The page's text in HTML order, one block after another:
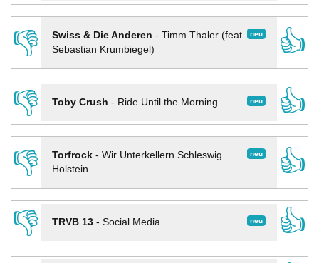
👎
neu
Swiss & Die Anderen - Timm Thaler (feat.
Sebastian Krumbiegel)
👍
👎
neu
Toby Crush - Ride Until the Morning
👍
👎
neu
Torfrock- Wir Unterkellern Schleswig
Holstein
👍
👎
neu
TRVB 13- Social Media
👍